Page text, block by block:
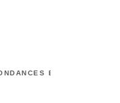
ET CHRONIQUES